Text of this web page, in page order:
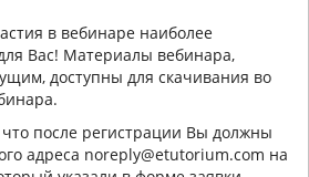
в вебинаре наиболее
Вас! Материалы вебинара,
доступны для скачивания во
после регистрации Вы должны
адреса noreply@etutorium.com на